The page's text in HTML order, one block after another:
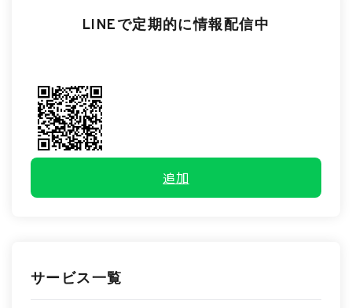
LINEで定期的に情報配信中
追加
サービス一覧